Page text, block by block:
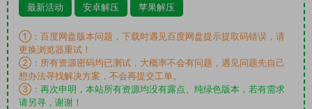
最新活动 安卓解压 苹果解压
①：百度网盘版本问题，下载时遇见百度网盘提示提取码错误，请
更换浏览器重试！
②：所有资源密码均已测试，大概率不会有问题，遇见问题先自己
想办法寻找解决方案，不会再提交工单。
③： 再次申明，本站所有资源均没有露点、纯绿色版本，若有需求
请另寻，谢谢！